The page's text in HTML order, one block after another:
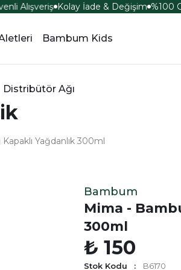
Alışveriş Kolay İade & Değişim %100
Bambum Kids
Distribütör Ağı
Yağdanlık 300ml
Bambum
Mima -
300ml
₺ 150
Stok Kodu B6170